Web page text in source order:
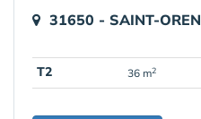
31650 - SAINT-
T2 36 m2